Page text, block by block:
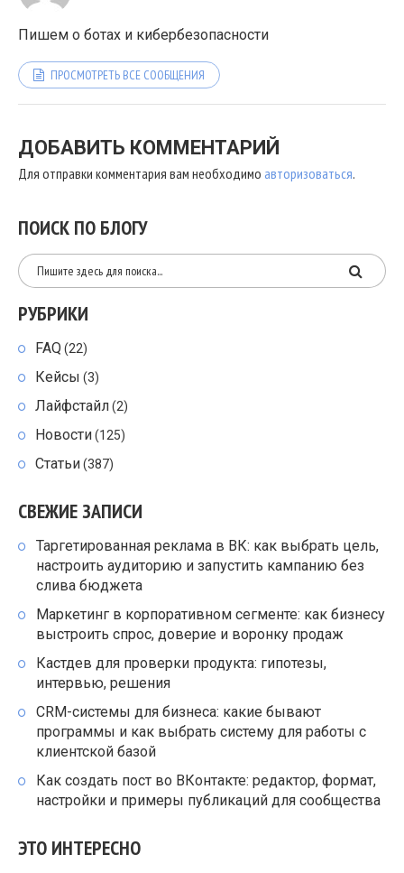
Пишем о ботах и кибербезопасности
ПРОСМОТРЕТЬ ВСЕ СООБЩЕНИЯ
ДОБАВИТЬ КОММЕНТАРИЙ
Для отправки комментария вам необходимо авторизоваться.
ПОИСК ПО БЛОГУ
РУБРИКИ
FAQ (22)
Кейсы (3)
Лайфстайл(2)
Новости(125)
Статьи(387)
СВЕЖИЕ ЗАПИСИ
Таргетированная реклама в ВК: как выбрать цель,
настроить аудиторию и запустить кампанию без
слива бюджета
Маркетинг в корпоративном сегменте: как бизнесу
выстроить спрос, доверие и воронку продаж
Кастдев для проверки продукта: гипотезы,
интервью, решения
CRM-системы для бизнеса: какие бывают
программы и как выбрать систему для работы с
клиентской базой
Как создать пост во ВКонтакте: редактор, формат,
настройки и примеры публикаций для сообщества
ЭТО ИНТЕРЕСНО